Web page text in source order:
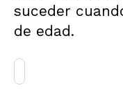
suceder
de edad.